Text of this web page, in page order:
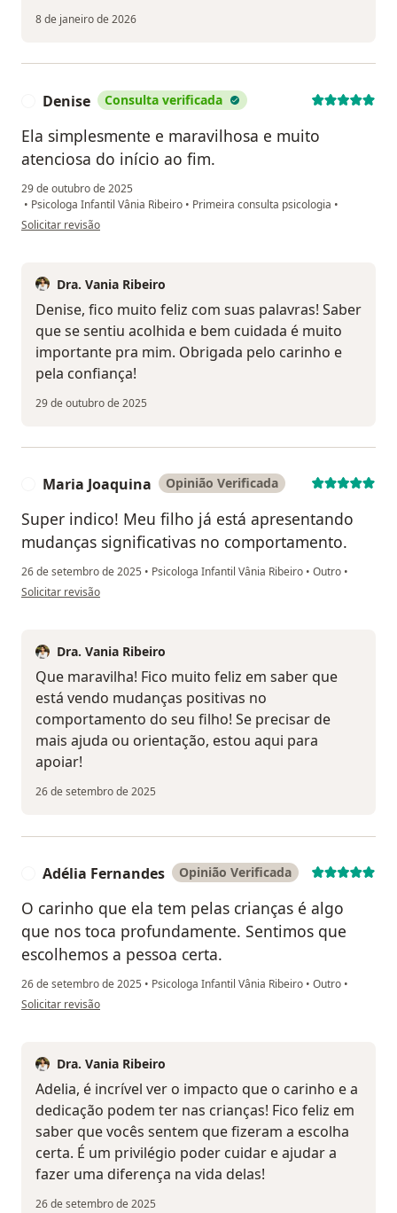
8 de janeiro de 2026
Denise Consulta verificada
Ela simplesmente e maravilhosa e muito
atenciosa do início ao fim.
29 de outubro de 2025
• Psicologa Infantil Vânia Ribeiro • Primeira consulta psicologia •
na opinião do utilizador Denise
Solicitar revisão
Dra. Vania Ribeiro
Denise, fico muito feliz com suas palavras! Saber
que se sentiu acolhida e bem cuidada é muito
importante pra mim. Obrigada pelo carinho e
pela confiança!
29 de outubro de 2025
Maria Joaquina Opinião Verificada
Super indico! Meu filho já está apresentando
mudanças significativas no comportamento.
26 de setembro de 2025 • Psicologa Infantil Vânia Ribeiro • Outro •
na opinião do utilizador Maria Joaquina
Solicitar revisão
Dra. Vania Ribeiro
Que maravilha! Fico muito feliz em saber que
está vendo mudanças positivas no
comportamento do seu filho! Se precisar de
mais ajuda ou orientação, estou aqui para
apoiar!
26 de setembro de 2025
Adélia Fernandes Opinião Verificada
O carinho que ela tem pelas crianças é algo
que nos toca profundamente. Sentimos que
escolhemos a pessoa certa.
26 de setembro de 2025 • Psicologa Infantil Vânia Ribeiro • Outro •
na opinião do utilizador Adélia Fernandes
Solicitar revisão
Dra. Vania Ribeiro
Adelia, é incrível ver o impacto que o carinho e a
dedicação podem ter nas crianças! Fico feliz em
saber que vocês sentem que fizeram a escolha
certa. É um privilégio poder cuidar e ajudar a
fazer uma diferença na vida delas!
26 de setembro de 2025